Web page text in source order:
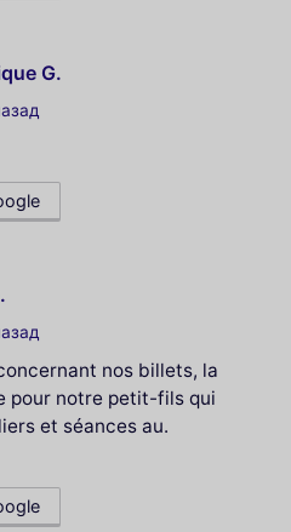
G.
nos billets, la
pour notre petit-fils qui
et séances au.